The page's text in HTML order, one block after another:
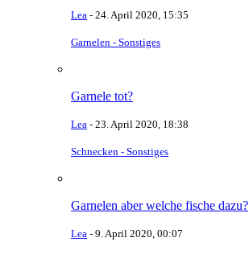
Lea - 24. April 2020, 15:35
Garnelen - Sonstiges
Garnele tot?
Lea - 23. April 2020, 18:38
Schnecken - Sonstiges
Garnelen aber welche fische dazu?
Lea - 9. April 2020, 00:07